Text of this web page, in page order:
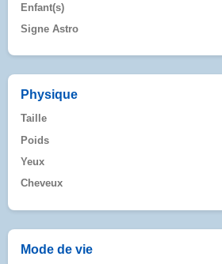
Enfant(s)
Signe Astro
Physique
Taille
Poids
Yeux
Cheveux
Mode de vie